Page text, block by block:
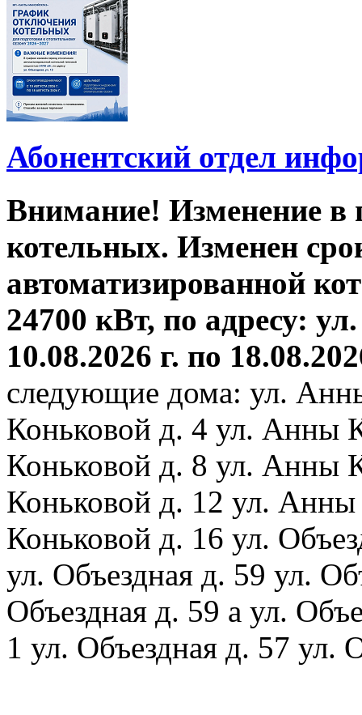
Абонентский отдел
Внимание! Изменение в
котельных. Изменен
автоматизированной
24700 кВт, по адресу:
10.08.2026 г. по
следующие дома: ул.
Коньковой д. 4 ул. Анны
Коньковой д. 8 ул. Анны
Коньковой д. 12 ул.
Коньковой д. 16 ул.
ул. Объездная д. 59 ул.
Объездная д. 59 а ул.
1 ул. Объездная д. 57 ул.